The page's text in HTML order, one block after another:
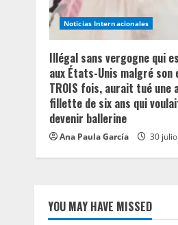
R
e
a
d
i
n
Noticias Internacionales
Illégal sans vergogne qui
aux États-Unis malgré son
TROIS fois, aurait tué une
fillette de six ans qui
devenir ballerine
Ana Paula García 30
YOU MAY HAVE MISSED